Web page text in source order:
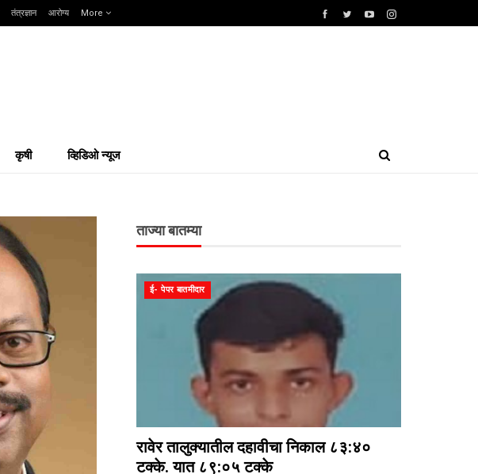
तंत्रज्ञान आरोग्य More
कृषी व्हिडिओ न्यूज
ताज्या बातम्या
ई- पेपर बातमीदार
रावेर तालुक्यातील दहावीचा निकाल ८३:४०
टक्के. यात ८९:०५ टक्के